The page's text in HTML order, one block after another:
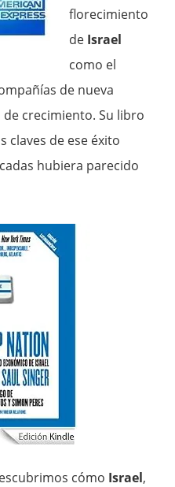
florecimiento
de Israel
como el
de nueva
crecimiento. Su libro
claves de ese éxito
hubiera parecido
cómo Israel,